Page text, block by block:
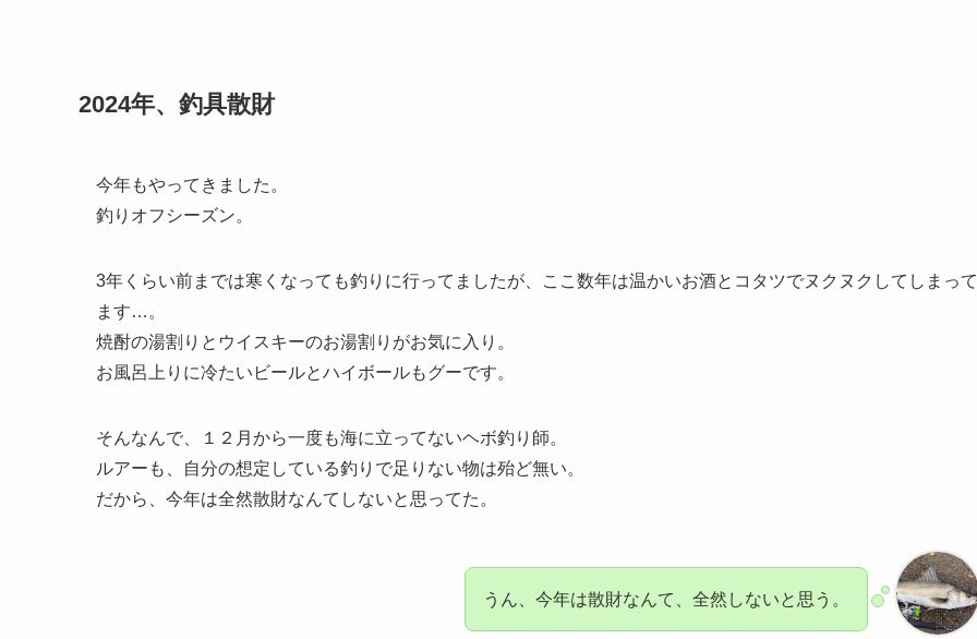
2024年、釣具散財
今年もやってきました。
釣りオフシーズン。
3年くらい前までは寒くなっても釣りに行ってましたが、ここ数年は温かいお酒とコタツでヌクヌクしてしまって
ます…。
焼酎の湯割りとウイスキーのお湯割りがお気に入り。
お風呂上りに冷たいビールとハイボールもグーです。
そんなんで、１２月から一度も海に立ってないヘボ釣り師。
ルアーも、自分の想定している釣りで足りない物は殆ど無い。
だから、今年は全然散財なんてしないと思ってた。
うん、今年は散財なんて、全然しないと思う。